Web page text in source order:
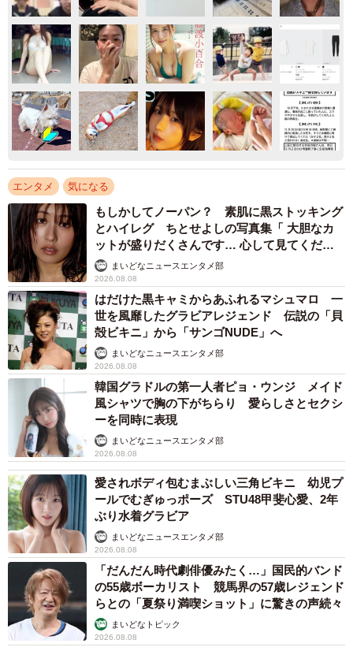
エンタメ 気になる
もしかしてノーパン？ 素肌に黒ストッキング
とハイレグ ちとせよしの写真集「 大胆なカ
ットが盛りだくさんです… 心して見てくださ
い」まいどなニュースエンタメ部
2026.08.08
はだけた黒キャミからあふれるマシュマロ 一
世を風靡したグラビアレジェンド 伝説の「貝
殻ビキニ」から「サンゴNUDE」へ
まいどなニュースエンタメ部
2026.08.08
韓国グラドルの第一人者ピョ・ウンジ メイド
風シャツで胸の下がちらり 愛らしさとセクシ
ーを同時に表現
まいどなニュースエンタメ部
2026.08.08
愛されボディ包むまぶしい三角ビキニ 幼児プ
ールでむぎゅっポーズ STU48甲斐心愛、2年
ぶり水着グラビア
まいどなニュースエンタメ部
2026.08.08
「だんだん時代劇俳優みたく…」国民的バンド
の55歳ボーカリスト 競馬界の57歳レジェンド
らとの「夏祭り満喫ショット」に驚きの声続々
まいどなトピック
2026.08.08